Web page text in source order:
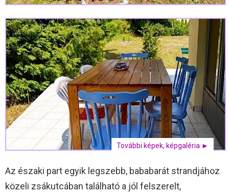
További képek, képgaléria ►
Az északi part egyik legszebb, bababarát strandjához
közeli zsákutcában található a jól felszerelt,